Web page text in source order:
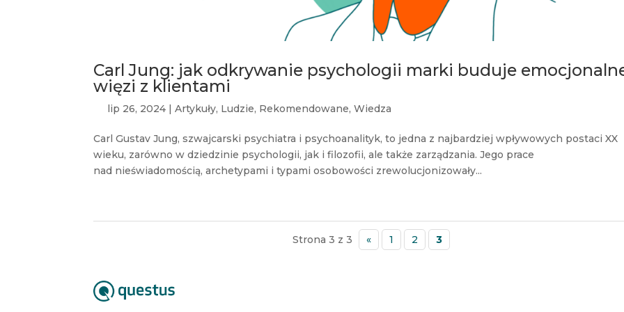
Carl Jung: jak odkrywanie psychologii marki buduje
więzi z klientami
lip 26, 2024 |Artykuły, Ludzie, Rekomendowane,Wiedza
Carl Gustav Jung, szwajcarski psychiatra i psychoanalityk, to jedna z najbardziej wpływowych postaci XX
wieku, zarówno w dziedzinie psychologii, jak i filozofii, ale także zarządzania. Jego prace
nad nieświadomością, archetypami i typami osobowości zrewolucjonizowały...
Strona 3 z 3 « 1 2 3